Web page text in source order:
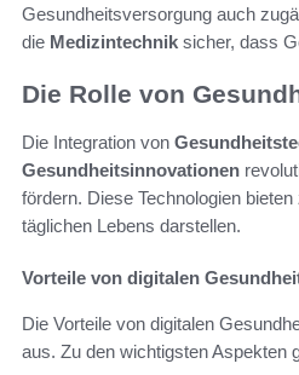
Gesundheitsversorgung auch
die Medizintechnik sicher, dass
Die Rolle von
Die Integration von
Gesundheitsinnovationen
fördern. Diese Technologien
täglichen Lebens darstellen.
Vorteile von digitalen
Die Vorteile von digitalen
aus. Zu den wichtigsten Aspekten